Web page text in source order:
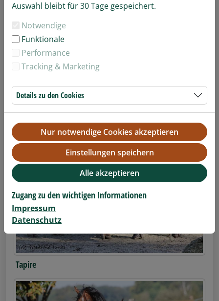
Erdmännchen
Tapire
Auswahl bleibt für 30 Tage gespeichert.
Notwendige
Funktionale
Performance
Tracking & Marketing
Details zu den Cookies
Nur notwendige Cookies akzeptieren
Einstellungen speichern
Alle akzeptieren
Zugang zu den wichtigen Informationen
Impressum
Datenschutz